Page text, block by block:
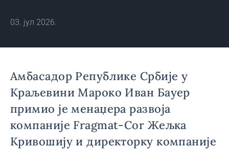
03. јул 2026.
Амбасадор Републике Србије у
Краљевини Мароко Иван Бауер
примио је менаџера развоја
компаније Fragmat-Cor Жељка
Кривошију и директорку компаније